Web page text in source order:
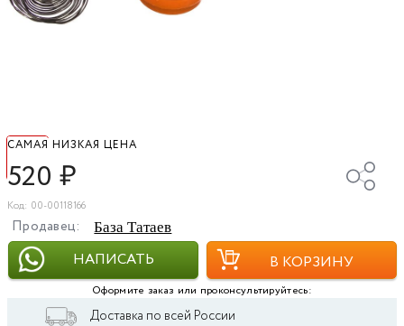
САМАЯ НИЗКАЯ ЦЕНА
520 ₽
Код: 00-00118166
Продавец: База Татаев
НАПИСАТЬ В КОРЗИНУ
Оформите заказ или проконсультируйтесь:
Доставка по всей России